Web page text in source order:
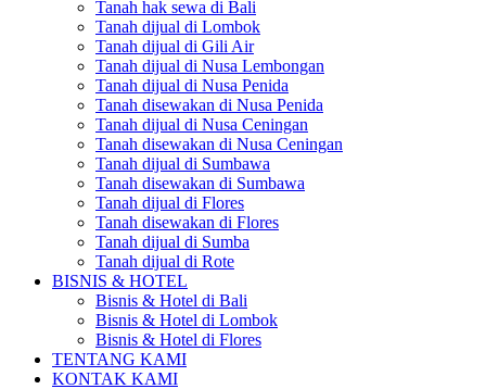
Tanah hak sewa di Bali
Tanah dijual di Lombok
Tanah dijual di Gili Air
Tanah dijual di Nusa Lembongan
Tanah dijual di Nusa Penida
Tanah disewakan di Nusa Penida
Tanah dijual di Nusa Ceningan
Tanah disewakan di Nusa Ceningan
Tanah dijual di Sumbawa
Tanah disewakan di Sumbawa
Tanah dijual di Flores
Tanah disewakan di Flores
Tanah dijual di Sumba
Tanah dijual di Rote
BISNIS & HOTEL
Bisnis & Hotel di Bali
Bisnis & Hotel di Lombok
Bisnis & Hotel di Flores
TENTANG KAMI
KONTAK KAMI